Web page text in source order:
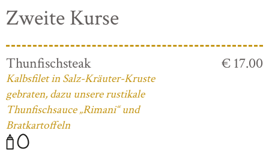
Zweite Kurse
Thunfischsteak
Kalbsfilet in Salz-Kräuter-Kruste
gebraten, dazu unsere rustikale
Thunfischsauce „Rimani“ und
Bratkartoffeln
€ 17.00